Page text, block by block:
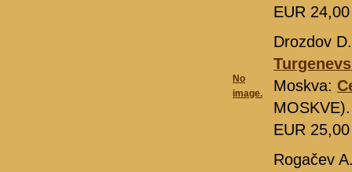
EUR
No
image.
Drozdov
Moskva:
EUR
Rogačev